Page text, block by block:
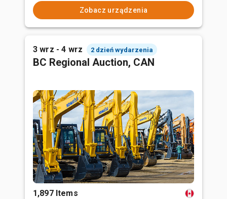
Zobacz urządzenia
3 wrz - 4 wrz 2 dzień wydarzenia
BC Regional Auction, CAN
1,897 Items